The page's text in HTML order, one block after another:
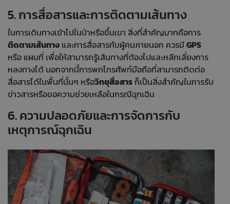
5. การสื่อสารและการติดตามเส้นทาง
ในการเดินทางเข้าไปในป่าหรือขึ้นเขา สิ่งที่สำคัญมากคือการ
ติดตามเส้นทาง และการสื่อสารกับผู้คนภายนอก ควรมีGPS
หรือ แผนที่ เพื่อให้สามารถรู้เส้นทางที่ต้องไปและหลีกเลี่ยงการ
หลงทางได้ นอกจากนี้การพกโทรศัพท์มือถือที่สามารถติดต่อ
สื่อสารได้ในพื้นที่นั้นๆ หรือวิทยุสื่อสารก็เป็นสิ่งสำคัญในการรับ
ข่าวสารหรือขอความช่วยเหลือในกรณีฉุกเฉิน
6. ความปลอดภัยและการจัดการกับ
เหตุการณ์ฉุกเฉิน